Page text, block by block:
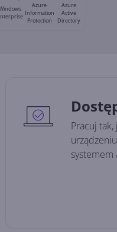
Azure
Information
Protection
Azure
Active
Directory
Pracuj
systemem